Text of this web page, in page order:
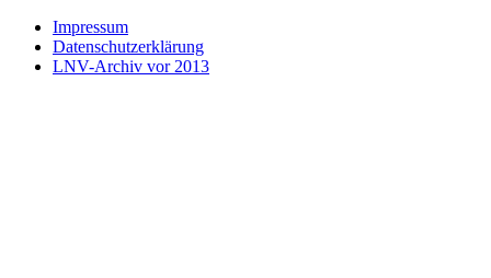
Impressum
Datenschutzerklärung
LNV-Archiv vor 2013